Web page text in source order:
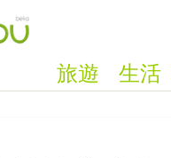
生活
旅遊